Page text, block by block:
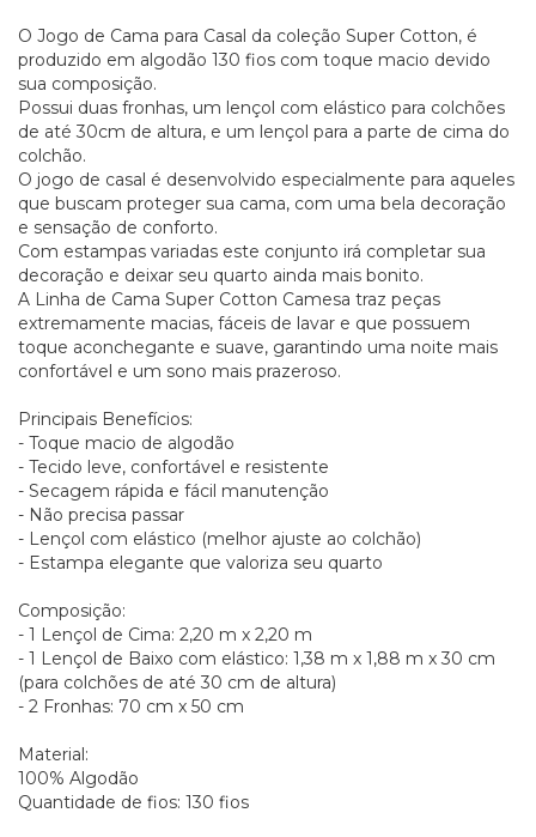
O Jogo de Cama para Casal da coleção Super Cotton, é
produzido em algodão 130 fios com toque macio devido
sua composição.
Possui duas fronhas, um lençol com elástico para colchões
de até 30cm de altura, e um lençol para a parte de cima do
colchão.
O jogo de casal é desenvolvido especialmente para aqueles
que buscam proteger sua cama, com uma bela decoração
e sensação de conforto.
Com estampas variadas este conjunto irá completar sua
decoração e deixar seu quarto ainda mais bonito.
A Linha de Cama Super Cotton Camesa traz peças
extremamente macias, fáceis de lavar e que possuem
toque aconchegante e suave, garantindo uma noite mais
confortável e um sono mais prazeroso.
Principais Benefícios:
- Toque macio de algodão
- Tecido leve, confortável e resistente
- Secagem rápida e fácil manutenção
- Não precisa passar
- Lençol com elástico (melhor ajuste ao colchão)
- Estampa elegante que valoriza seu quarto
Composição:
- 1 Lençol de Cima: 2,20 m x 2,20 m
- 1 Lençol de Baixo com elástico: 1,38 m x 1,88 m x 30 cm
(para colchões de até 30 cm de altura)
- 2 Fronhas: 70 cm x 50 cm
Material:
100% Algodão
Quantidade de fios: 130 fios